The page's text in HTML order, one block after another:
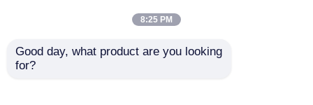
একটি উদ্ধৃতি অনুরোধ করুন
পলিভিনাইল ক্লোরাইড প্লাস্টিক
8:25 PM
Good day, what product are you looking
for?